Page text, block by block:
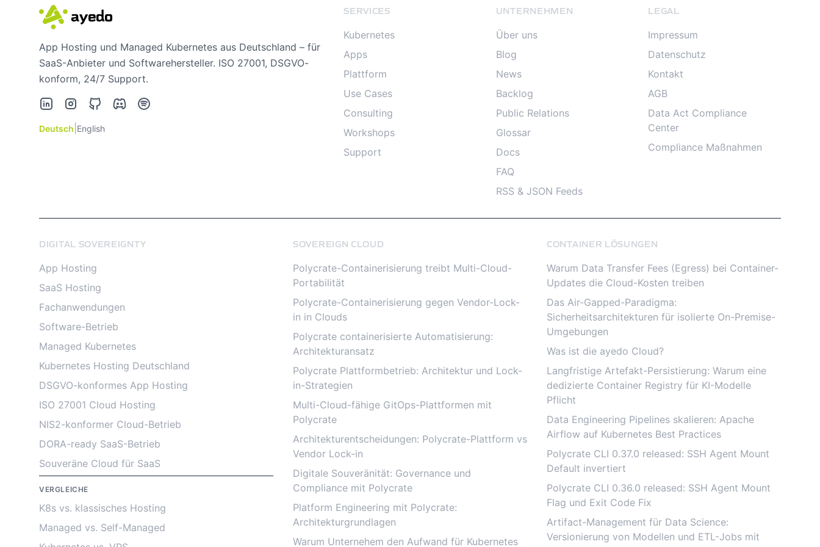
App Hosting und Managed Kubernetes aus Deutschland – für
SaaS-Anbieter und Softwarehersteller. ISO 27001, DSGVO-
konform, 24/7 Support.
LinkedInInstagramGitHubDiscordSpotify
Deutsch English
SERVICES
Kubernetes
Apps
Plattform
Use Cases
Consulting
Workshops
Support
UNTERNEHMEN
Über uns
Blog
News
Backlog
Public Relations
Glossar
Docs
FAQ
RSS & JSON Feeds
LEGAL
Impressum
Datenschutz
Kontakt
AGB
Data Act Compliance
Center
Compliance Maßnahmen
DIGITAL SOVEREIGNTY
App Hosting
SaaS Hosting
Fachanwendungen
Software-Betrieb
Managed Kubernetes
Kubernetes Hosting Deutschland
DSGVO-konformes App Hosting
ISO 27001 Cloud Hosting
NIS2-konformer Cloud-Betrieb
DORA-ready SaaS-Betrieb
Souveräne Cloud für SaaS
VERGLEICHE
K8s vs. klassisches Hosting
Managed vs. Self-Managed
SOVEREIGN CLOUD
Polycrate-Containerisierung treibt Multi-Cloud-
Portabilität
Polycrate-Containerisierung gegen Vendor-Lock-
in in Clouds
Polycrate containerisierte Automatisierung:
Architekturansatz
Polycrate Plattformbetrieb: Architektur und Lock-
in-Strategien
Multi-Cloud-fähige GitOps-Plattformen mit
Polycrate
Architekturentscheidungen: Polycrate-Plattform vs
Vendor Lock-in
Digitale Souveränität: Governance und
Compliance mit Polycrate
Platform Engineering mit Polycrate:
Architekturgrundlagen
Warum Unternehem den Aufwand für Kubernetes
CONTAINER LÖSUNGEN
Warum Data Transfer Fees (Egress) bei Container-
Updates die Cloud-Kosten treiben
Das Air-Gapped-Paradigma:
Sicherheitsarchitekturen für isolierte On-Premise-
Umgebungen
Was ist die ayedo Cloud?
Langfristige Artefakt-Persistierung: Warum eine
dedizierte Container Registry für KI-Modelle
Pflicht
Data Engineering Pipelines skalieren: Apache
Airflow auf Kubernetes Best Practices
Polycrate CLI 0.37.0 released: SSH Agent Mount
Default invertiert
Polycrate CLI 0.36.0 released: SSH Agent Mount
Flag und Exit Code Fix
Artifact-Management für Data Science:
Versionierung von Modellen und ETL-Jobs mit